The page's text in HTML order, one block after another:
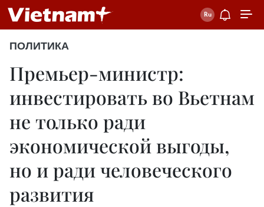
ПОЛИТИКА
Премьер-министр:
инвестировать во Вьетнам
не только ради
экономической выгоды,
но и ради человеческого
развития